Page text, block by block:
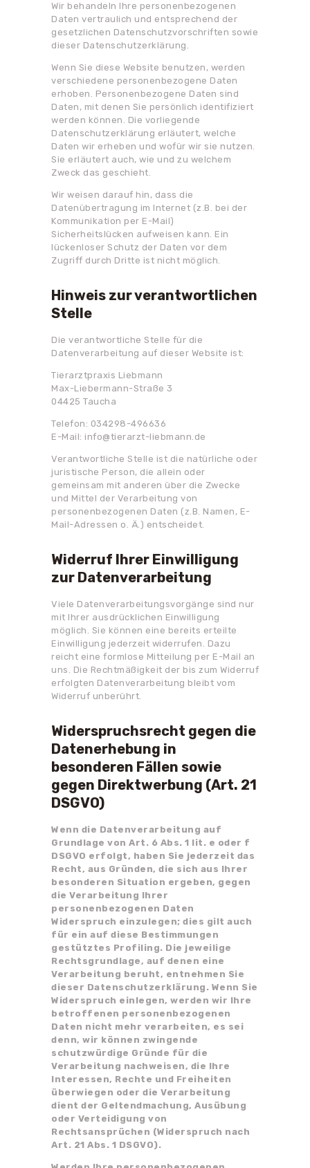
Wir behandeln Ihre personenbezogenen
Daten vertraulich und entsprechend der
gesetzlichen Datenschutzvorschriften sowie
dieser Datenschutzerklärung.
Wenn Sie diese Website benutzen, werden
verschiedene personenbezogene Daten
erhoben. Personenbezogene Daten sind
Daten, mit denen Sie persönlich identifiziert
werden können. Die vorliegende
Datenschutzerklärung erläutert, welche
Daten wir erheben und wofür wir sie nutzen.
Sie erläutert auch, wie und zu welchem
Zweck das geschieht.
Wir weisen darauf hin, dass die
Datenübertragung im Internet (z.B. bei der
Kommunikation per E-Mail)
Sicherheitslücken aufweisen kann. Ein
lückenloser Schutz der Daten vor dem
Zugriff durch Dritte ist nicht möglich.
Hinweis zur verantwortlichen
Stelle
Die verantwortliche Stelle für die
Datenverarbeitung auf dieser Website ist:
Tierarztpraxis Liebmann
Max-Liebermann-Straße 3
04425 Taucha
Telefon: 034298-496636
E-Mail: info@tierarzt-liebmann.de
Verantwortliche Stelle ist die natürliche oder
juristische Person, die allein oder
gemeinsam mit anderen über die Zwecke
und Mittel der Verarbeitung von
personenbezogenen Daten (z.B. Namen, E-
Mail-Adressen o. Ä.) entscheidet.
Widerruf Ihrer Einwilligung
zur Datenverarbeitung
Viele Datenverarbeitungsvorgänge sind nur
mit Ihrer ausdrücklichen Einwilligung
möglich. Sie können eine bereits erteilte
Einwilligung jederzeit widerrufen. Dazu
reicht eine formlose Mitteilung per E-Mail an
uns. Die Rechtmäßigkeit der bis zum Widerruf
erfolgten Datenverarbeitung bleibt vom
Widerruf unberührt.
Widerspruchsrecht gegen die
Datenerhebung in
besonderen Fällen sowie
gegen Direktwerbung (Art. 21
DSGVO)
Wenn die Datenverarbeitung auf
Grundlage von Art. 6 Abs. 1 lit. e oder f
DSGVO erfolgt, haben Sie jederzeit das
Recht, aus Gründen, die sich aus Ihrer
besonderen Situation ergeben, gegen
die Verarbeitung Ihrer
personenbezogenen Daten
Widerspruch einzulegen; dies gilt auch
für ein auf diese Bestimmungen
gestütztes Profiling. Die jeweilige
Rechtsgrundlage, auf denen eine
Verarbeitung beruht, entnehmen Sie
dieser Datenschutzerklärung. Wenn Sie
Widerspruch einlegen, werden wir Ihre
betroffenen personenbezogenen
Daten nicht mehr verarbeiten, es sei
denn, wir können zwingende
schutzwürdige Gründe für die
Verarbeitung nachweisen, die Ihre
Interessen, Rechte und Freiheiten
überwiegen oder die Verarbeitung
dient der Geltendmachung, Ausübung
oder Verteidigung von
Rechtsansprüchen (Widerspruch nach
Art. 21 Abs. 1 DSGVO).